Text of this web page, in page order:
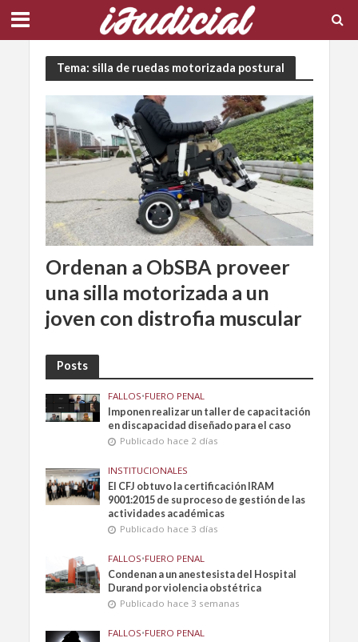
Tema: silla de ruedas motorizada postural
Ordenan a ObSBA proveer
una silla motorizada a un
joven con distrofia muscular
Posts
FALLOS•FUERO PENAL
Imponen realizar un taller de capacitación
en discapacidad diseñado para el caso
Publicado hace 2 días
INSTITUCIONALES
El CFJ obtuvo la certificación IRAM
9001:2015 de su proceso de gestión de las
actividades académicas
Publicado hace 3 días
FALLOS•FUERO PENAL
Condenan a un anestesista del Hospital
Durand por violencia obstétrica
Publicado hace 3 semanas
FALLOS•FUERO PENAL